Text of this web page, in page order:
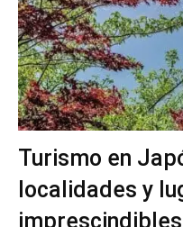
Turismo en
localidades y
imprescindibles